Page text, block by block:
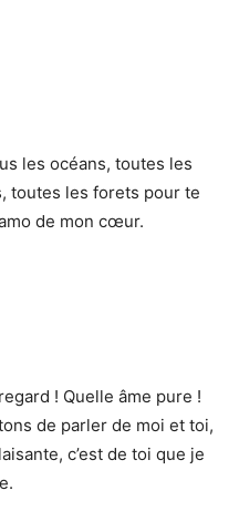
les océans, toutes les
toutes les forets pour te
de mon cœur.
! Quelle âme pure !
de parler de moi et toi,
c’est de toi que je